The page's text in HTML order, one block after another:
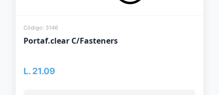
Código: 3146
Portaf.clear C/Fasteners
L. 21.09